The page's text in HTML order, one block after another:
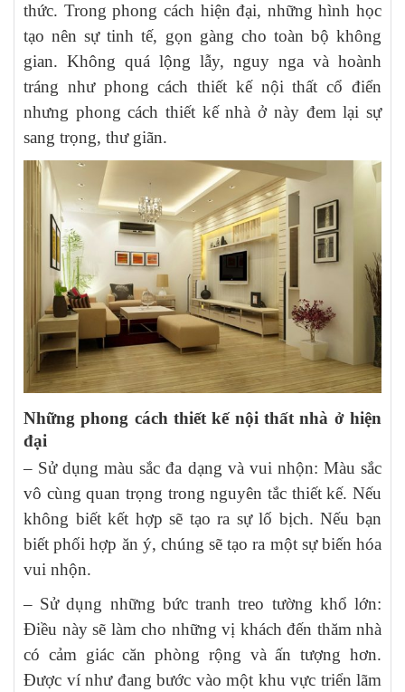
thức. Trong phong cách hiện đại, những hình học
tạo nên sự tinh tế, gọn gàng cho toàn bộ không
gian. Không quá lộng lẫy, nguy nga và hoành
tráng như phong cách thiết kế nội thất cổ điển
nhưng phong cách thiết kế nhà ở này đem lại sự
sang trọng, thư giãn.
Những phong cách thiết kế nội thất nhà ở hiện
đại
– Sử dụng màu sắc đa dạng và vui nhộn: Màu sắc
vô cùng quan trọng trong nguyên tắc thiết kế. Nếu
không biết kết hợp sẽ tạo ra sự lố bịch. Nếu bạn
biết phối hợp ăn ý, chúng sẽ tạo ra một sự biến hóa
vui nhộn.
– Sử dụng những bức tranh treo tường khổ lớn:
Điều này sẽ làm cho những vị khách đến thăm nhà
có cảm giác căn phòng rộng và ấn tượng hơn.
Được ví như đang bước vào một khu vực triển lãm